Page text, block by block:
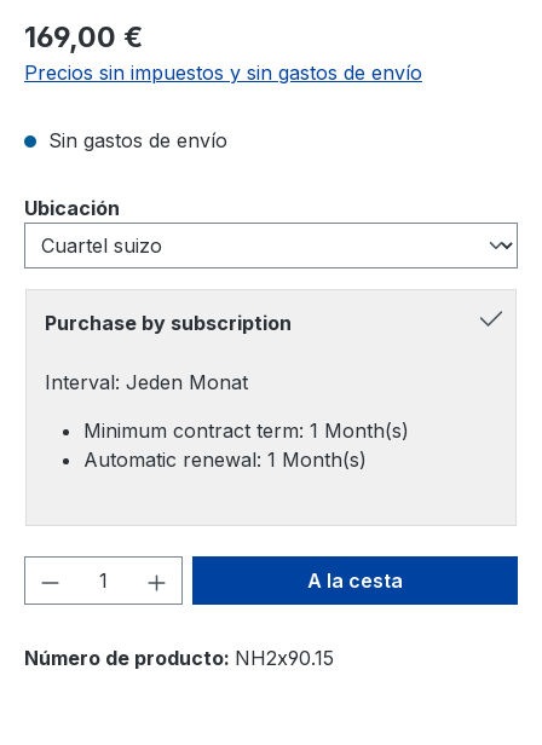
Precio normal:
169,00 €
Precios sin impuestos y sin gastos de envío
Sin gastos de envío
Seleccione
Ubicación
Purchase by subscription
Interval: Jeden Monat
Minimum contract term: 1 Month(s)
Automatic renewal: 1 Month(s)
Cantidad del producto: introduce la
A la cesta
Número de producto: NH2x90.15